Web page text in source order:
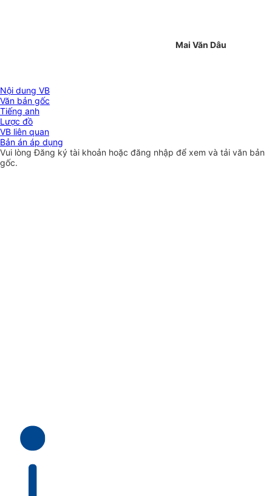
Mai Văn Dâu
Nội dung VB
Văn bản gốc
Tiếng anh
Lược đồ
VB liên quan
Bản án áp dụng
Vui lòngĐăng ký tài khoản hoặc đăng nhập để xem và tải văn bản
gốc.